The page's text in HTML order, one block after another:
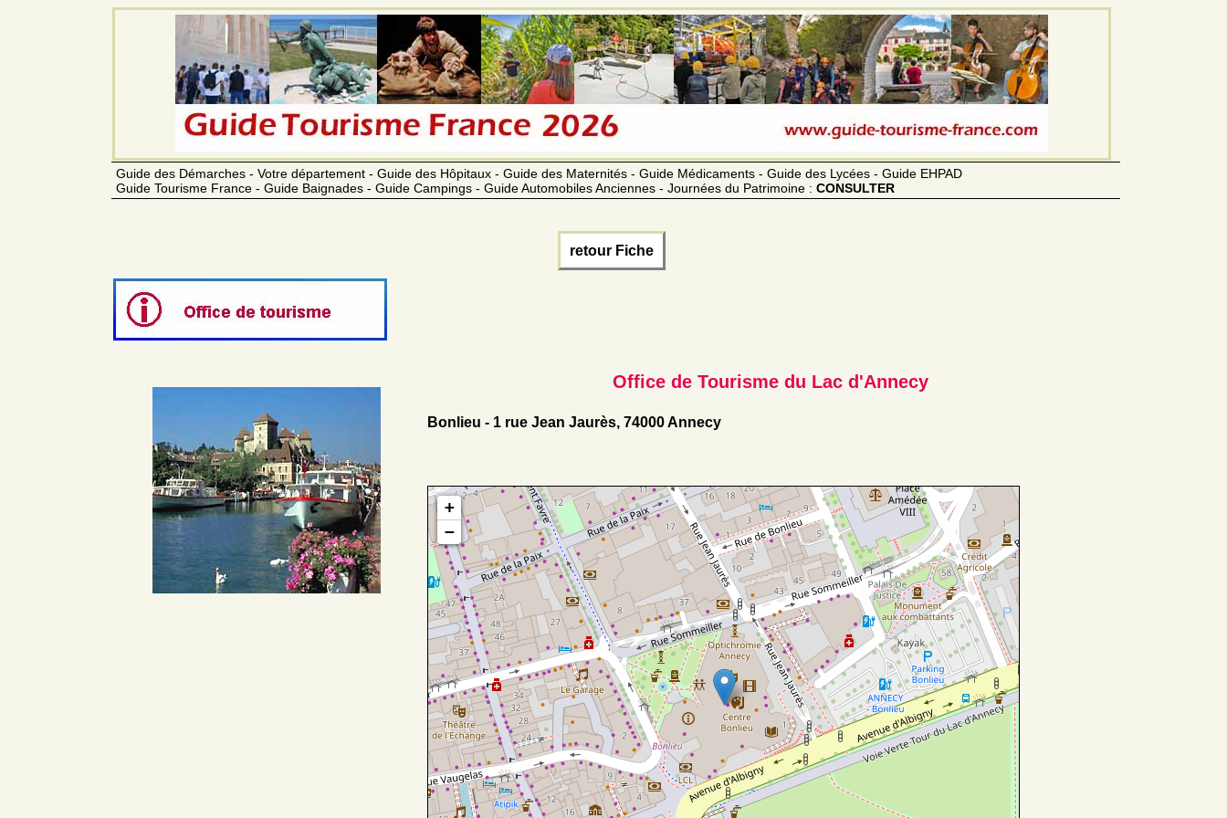
Guide des Démarches - Votre département - Guide des Hôpitaux - Guide des Maternités - Guide Médicaments - Guide des Lycées - Guide EHPAD
Guide Tourisme France - Guide Baignades - Guide Campings - Guide Automobiles Anciennes - Journées du Patrimoine : CONSULTER
retour Fiche
Office de Tourisme du Lac d'Annecy
Bonlieu - 1 rue Jean Jaurès, 74000 Annecy
+
−